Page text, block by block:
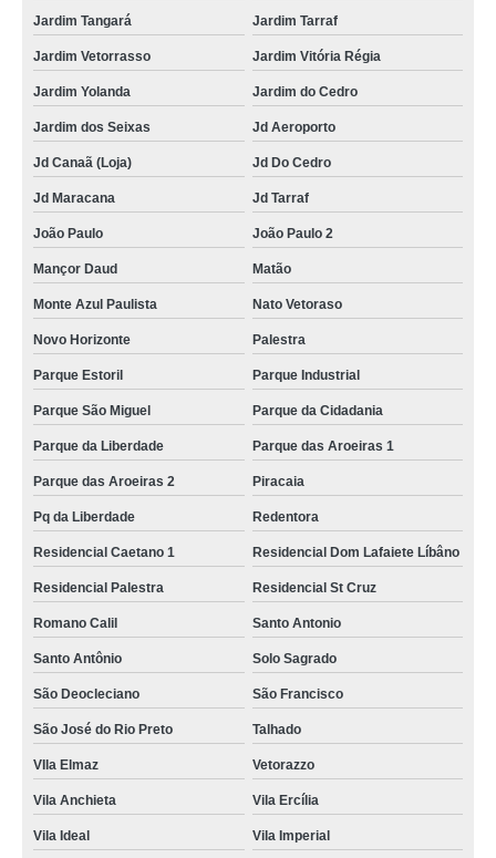
Jardim Tangará Jardim Tarraf
Jardim Vetorrasso Jardim Vitória Régia
Jardim Yolanda Jardim do Cedro
Jardim dos Seixas Jd Aeroporto
Jd Canaã (Loja) Jd Do Cedro
Jd Maracana Jd Tarraf
João Paulo João Paulo 2
Mançor Daud Matão
Monte Azul Paulista Nato Vetoraso
Novo Horizonte Palestra
Parque Estoril Parque Industrial
Parque São Miguel Parque da Cidadania
Parque da Liberdade Parque das Aroeiras 1
Parque das Aroeiras 2 Piracaia
Pq da Liberdade Redentora
Residencial Caetano 1 Residencial Dom Lafaiete Líbâno
Residencial Palestra Residencial St Cruz
Romano Calil Santo Antonio
Santo Antônio Solo Sagrado
São Deocleciano São Francisco
São José do Rio Preto Talhado
VIla Elmaz Vetorazzo
Vila Anchieta Vila Ercília
Vila Ideal Vila Imperial